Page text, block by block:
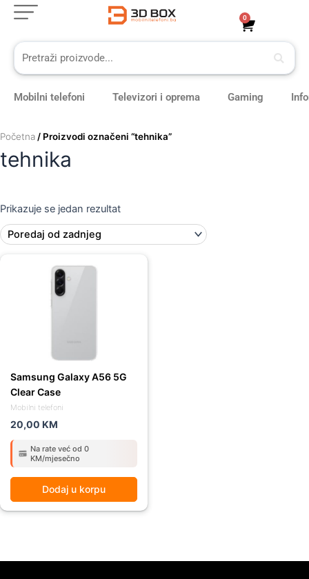
Skip
content
0
Cart
Mobilni telefoni Televizori i oprema Gaming
Početna / Proizvodi označeni “tehnika”
tehnika
Prikazuje se jedan rezultat
Mobilni telefoni
Samsung Galaxy A56 5G
Clear Case
20,00 KM
Na rate već od 0
KM/mjesečno
Dodaj u korpu